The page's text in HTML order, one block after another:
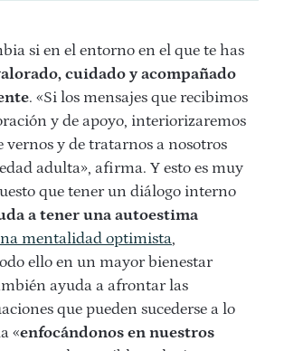
si en el entorno en el que te has
cuidado y acompañado
. «Si los mensajes que recibimos
y de apoyo, interiorizaremos
vernos y de tratarnos a nosotros
adulta», afirma. Y esto es muy
que tener un diálogo interno
a tener una autoestima
mentalidad optimista,
ello en un mayor bienestar
ayuda a afrontar las
que pueden sucederse a lo
«enfocándonos en nuestros